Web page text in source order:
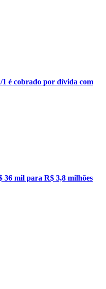
é cobrado por dívida com
36 mil para R$ 3,8 milhões